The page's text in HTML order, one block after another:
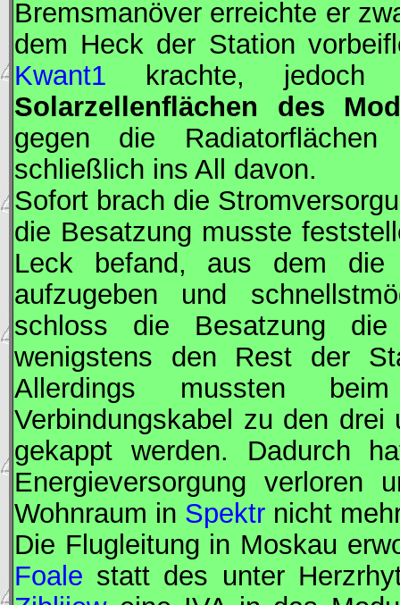
Bremsmanöver erreichte er
dem Heck der Station
Kwant1 krachte,
Solarzellenflächen des
gegen die
schließlich ins All davon.
Sofort brach die
die Besatzung musste
Leck befand, aus dem
aufzugeben und
schloss die Besatzung
wenigstens den Rest der
Allerdings mussten
Verbindungskabel zu den drei
gekappt werden. Dadurch
Energieversorgung verloren
Wohnraum in Spektr nicht
Die Flugleitung in Moskau
Foale statt des unter